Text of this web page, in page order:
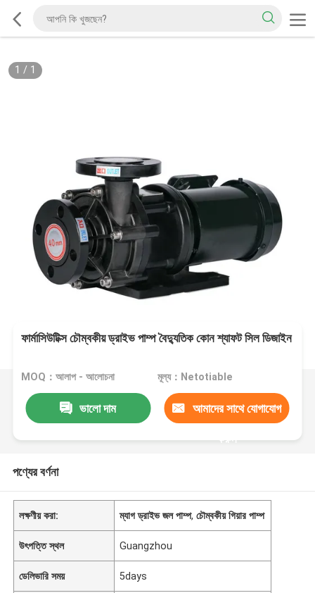
1 / 1
ফার্মাসিউটিক্স চৌম্বকীয় ড্রাইভ পাম্প বৈদ্যুতিক কোন শ্যাফট সিল ডিজাইন
MOQ：আলাপ - আলোচনা মূল্য：Netotiable
ভালো দাম আমাদের সাথে যোগাযোগ
করুন
পণ্যের বর্ণনা
লক্ষণীয় করা: ম্যাগ ড্রাইভ জল পাম্প,চৌম্বকীয় গিয়ার পাম্প
উৎপত্তি স্থল Guangzhou
ডেলিভারি সময় 5days